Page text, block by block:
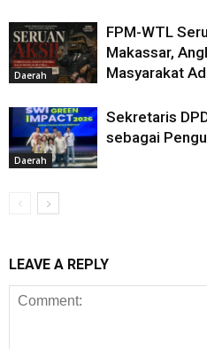
Daerah
FPM-WTL
Makassar,
Masyarakat
Daerah
Sekretaris
sebagai
LEAVE A REPLY